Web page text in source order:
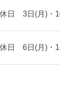
日 3日(月)・
日 6日(月)・